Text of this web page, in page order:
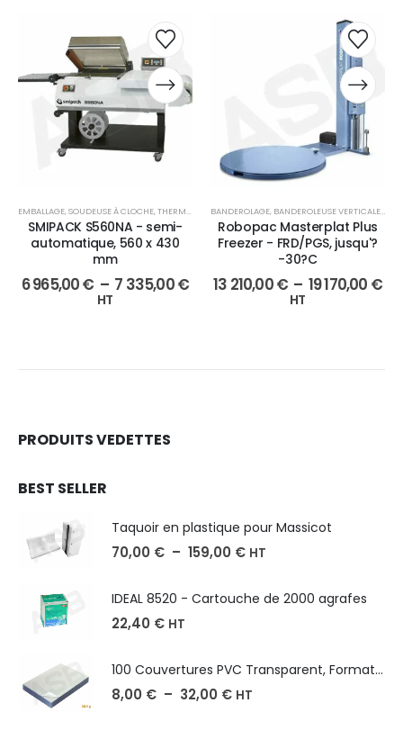
EMBALLAGE,SOUDEUSE À CLOCHE,THERMO-RÉTRACTABLE
SMIPACK S560NA - semi-
automatique, 560 x 430
mm
6 965,00€ – 7 335,00€
HT
BANDEROLAGE, BANDEROLEUSE VERTICALE,
Robopac Masterplat Plus
Freezer - FRD/PGS, jusqu'?
-30?C
13 210,00€ – 19 170,00 €
HT
PRODUITS VEDETTES
BEST SELLER
Taquoir en plastique pour Massicot
70,00 € – 159,00 € HT
IDEAL 8520 - Cartouche de 2000 agrafes
22,40 € HT
100 Couvertures PVC Transparent, Format A3-A4-A5
8,00 € – 32,00 € HT